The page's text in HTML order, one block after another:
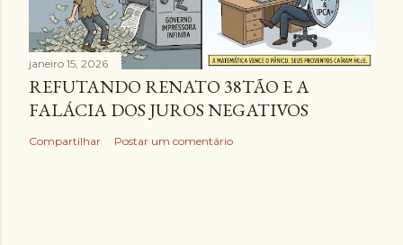
janeiro 15, 2026
REFUTANDO RENATO 38TÃO E A
FALÁCIA DOS JUROS NEGATIVOS
Compartilhar Postar um comentário